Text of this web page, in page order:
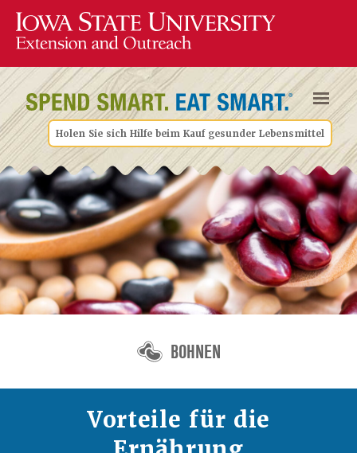
Holen Sie sich Hilfe beim Kauf gesunder Lebensmittel
BOHNEN
Vorteile für die